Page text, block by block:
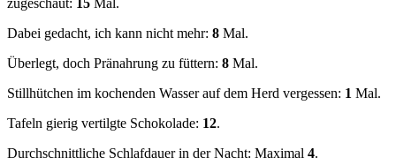
zugeschaut: 15 Mal.
Dabei gedacht, ich kann nicht mehr: 8 Mal.
Überlegt, doch Pränahrung zu füttern: 8 Mal.
Stillhütchen im kochenden Wasser auf dem Herd vergessen: 1 Mal.
Tafeln gierig vertilgte Schokolade: 12.
Durchschnittliche Schlafdauer in der Nacht: Maximal 4.